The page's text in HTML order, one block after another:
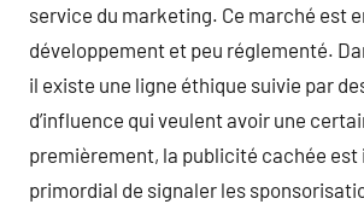
service du marketing. Ce marché est
développement et peu réglementé.
il existe une ligne éthique suivie par
d’influence qui veulent avoir une
premièrement, la publicité cachée
primordial de signaler les